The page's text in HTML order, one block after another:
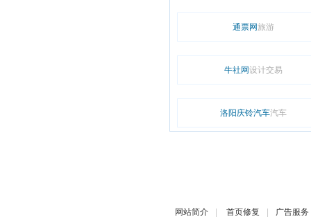
通票网旅游
牛社网设计交易
洛阳庆铃汽车汽车
网站简介 首页修复
广告服务